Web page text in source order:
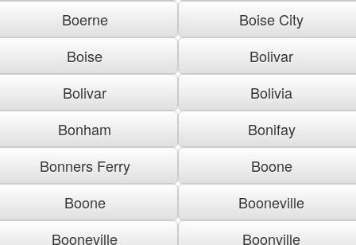
Boerne
Boise City
Boise
Bolivar
Bolivar
Bolivia
Bonham
Bonifay
Bonners Ferry
Boone
Boone
Booneville
Booneville
Boonville